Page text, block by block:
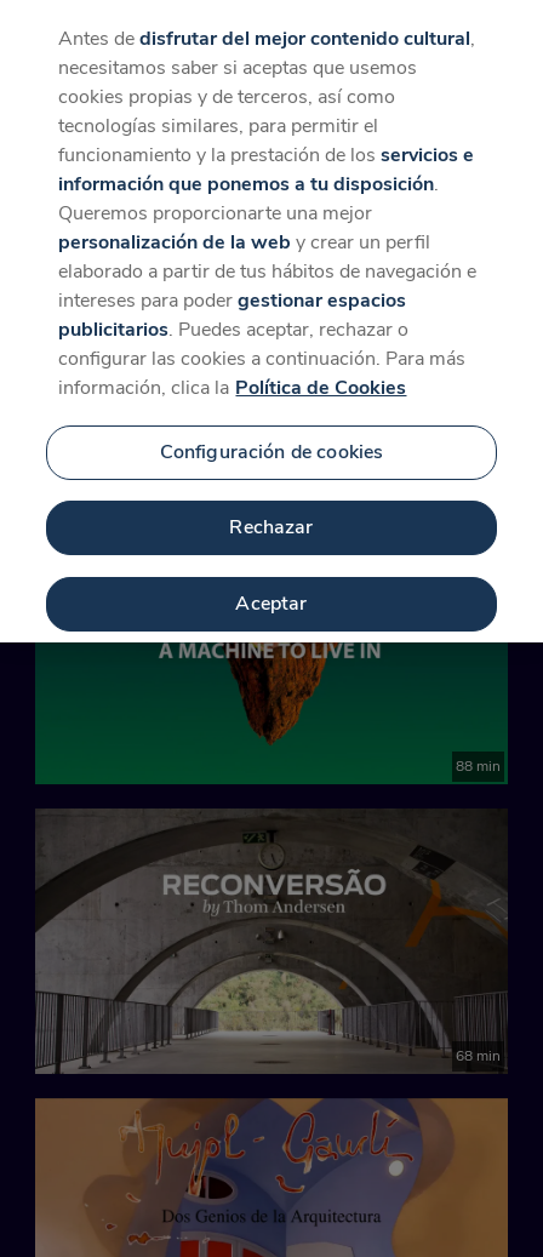
CaixaForum+
La mejor experiencia desde la App
Descargar
Contenido relacionado
para 'Hora 4'
49 min
88 min
68 min
Antes dedisfrutar del mejor contenido cultural,
necesitamos saber si aceptas que usemos
cookies propias y de terceros, así como
tecnologías similares, para permitir el
funcionamiento y la prestación de losservicios e
información que ponemos a tu disposición.
Queremos proporcionarte una mejor
personalización de la web y crear un perfil
elaborado a partir de tus hábitos de navegación e
intereses para podergestionar espacios
publicitarios. Puedes aceptar, rechazar o
configurar las cookies a continuación. Para más
información, clica la Política de Cookies
Configuración de cookies
Rechazar
Aceptar